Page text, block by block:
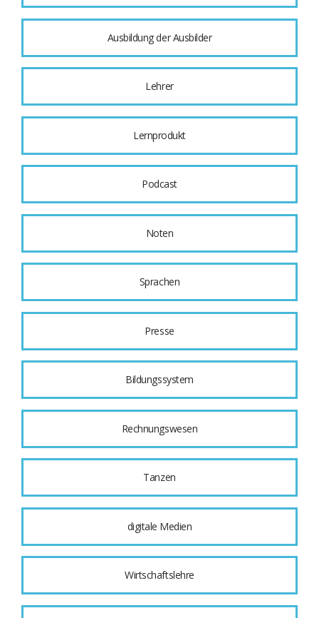
Ausbildung der Ausbilder
Lehrer
Lernprodukt
Podcast
Noten
Sprachen
Presse
Bildungssystem
Rechnungswesen
Tanzen
digitale Medien
Wirtschaftslehre